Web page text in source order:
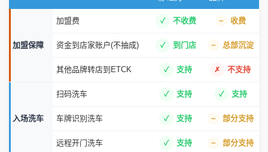
加盟保障
加盟费 不收费 收费
资金到店家账户(不抽成) 到门店 总部沉淀
其他品牌转店到ETCK 支持 不支持
入场洗车
扫码洗车 支持 支持
车牌识别洗车 支持 部分支持
远程开门洗车 支持 部分支持